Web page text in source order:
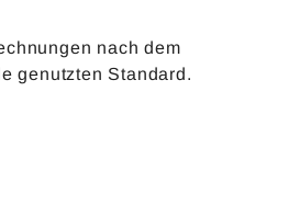
nach dem
genutzten Standard.